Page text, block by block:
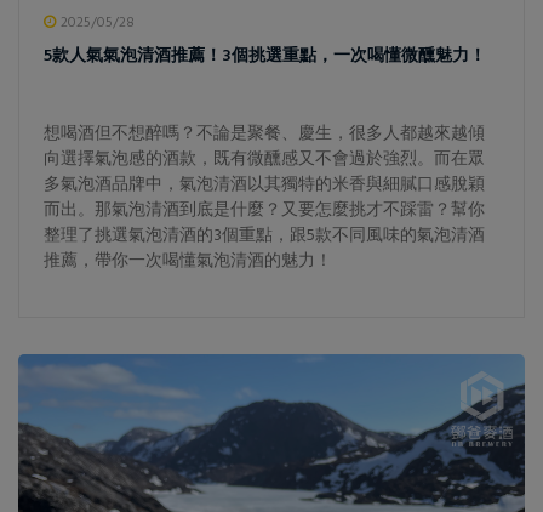
2025/05/28
5款人氣氣泡清酒推薦！3個挑選重點，一次喝懂微醺魅力！
想喝酒但不想醉嗎？不論是聚餐、慶生，很多人都越來越傾
向選擇氣泡感的酒款，既有微醺感又不會過於強烈。而在眾
多氣泡酒品牌中，氣泡清酒以其獨特的米香與細膩口感脫穎
而出。那氣泡清酒到底是什麼？又要怎麼挑才不踩雷？幫你
整理了挑選氣泡清酒的3個重點，跟5款不同風味的氣泡清酒
推薦，帶你一次喝懂氣泡清酒的魅力！